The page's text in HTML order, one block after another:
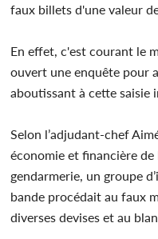
faux billets d'une valeur
En effet, c'est courant le
ouvert une enquête pour
aboutissant à cette saisie
Selon l’adjudant-chef
économie et financière
gendarmerie, un groupe
bande procédait au faux
diverses devises et au